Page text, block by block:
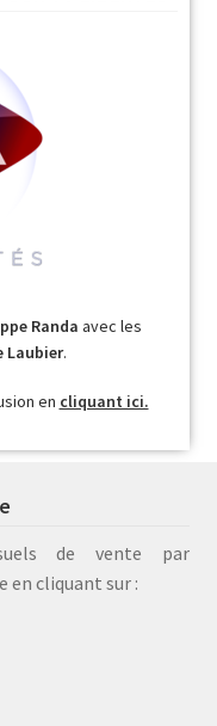
Randa avec les
Laubier.
en cliquant ici.
de vente par
en cliquant sur :